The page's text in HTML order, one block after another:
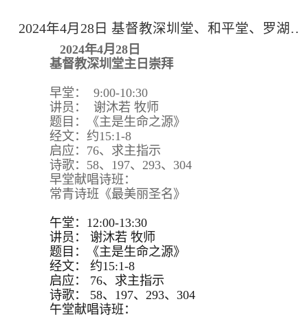
2024年4月28日 基督教深圳堂、和平堂、罗湖堂主日崇拜
2024年4月28日
基督教深圳堂主日崇拜
早堂： 9:00-10:30
讲员： 谢沐若 牧师
题目：《主是生命之源》
经文：约15:1-8
启应：76、求主指示
诗歌：58、197、293、304
早堂献唱诗班：
常青诗班《最美丽圣名》
午堂：12:00-13:30
讲员：
谢沐若 牧师
题目：
《主是生命之源》
经文：
约15:1-8
启应：
76、求主指示
诗歌：
58、197、293、 304
午堂献唱诗班：